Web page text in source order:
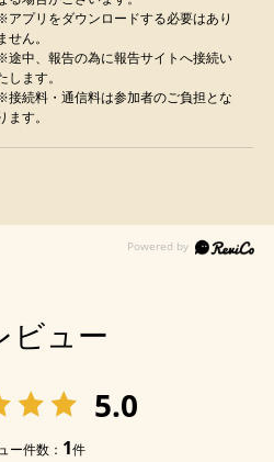
アプリをダウンロードする必要はあり
せん。
途中、報告の為に報告サイトへ接続い
します。
接続料・通信料は参加者のご負担とな
ます。
ビュー
5.0
ー件数： 1件